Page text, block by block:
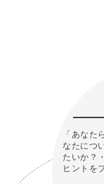
「あなた
なたにつ
たいか？
ヒントを